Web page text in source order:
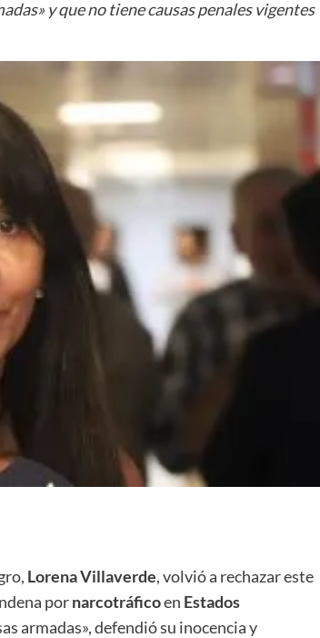
y que no tiene causas penales vigentes
Lorena Villaverde, volvió a rechazar este
pornarcotráficoen Estados
armadas», defendió su inocencia y